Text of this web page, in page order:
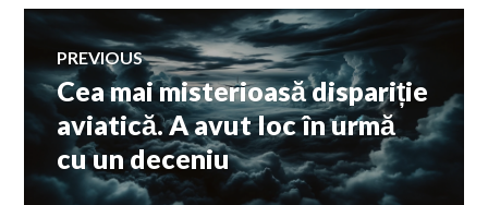
Navigare
în
articole
PREVIOUS
Previous
post:
Cea mai misterioasă dispariție
aviatică. A avut loc în urmă
cu un deceniu